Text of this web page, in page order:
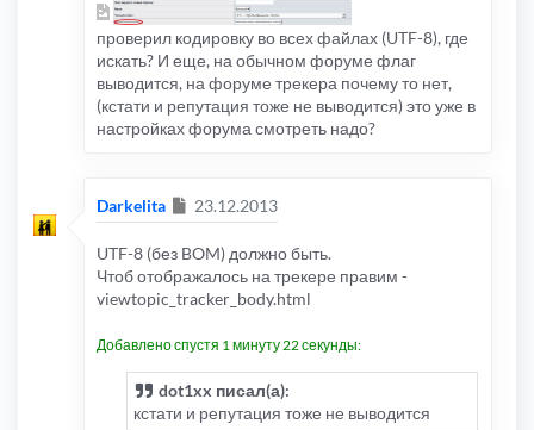
проверил кодировку во всех файлах (UTF-8), где
искать? И еще, на обычном форуме флаг
выводится, на форуме трекера почему то нет,
(кстати и репутация тоже не выводится) это уже в
настройках форума смотреть надо?
Darkelita Сообщение
23.12.2013
UTF-8 (без BOM) должно быть.
Чтоб отображалось на трекере правим -
viewtopic_tracker_body.html
Добавлено спустя 1 минуту 22 секунды:
dot1xx писал(а):
кстати и репутация тоже не выводится